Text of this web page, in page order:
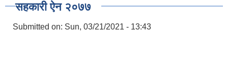
सहकारी ऐन २०७७
Submitted on: Sun, 03/21/2021 - 13:43